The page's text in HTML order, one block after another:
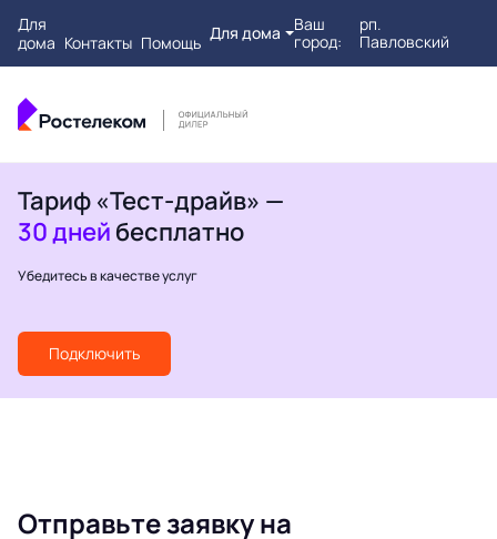
Для
дома Контакты Помощь Для дома
Ваш
город:
рп.
Павловский
Тариф «Тест-драйв» —
30 дней бесплатно
Убедитесь в качестве услуг
Подключить
Отправьте заявку на